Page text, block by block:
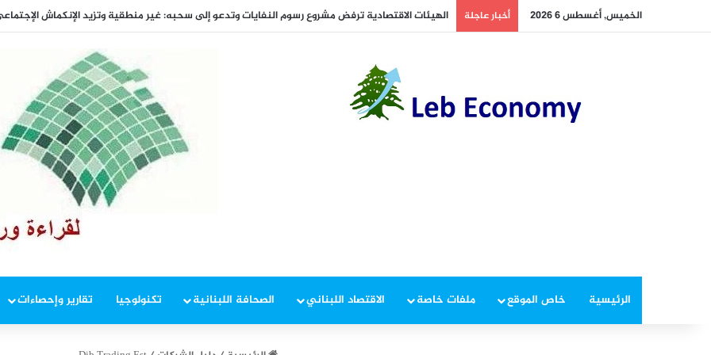
الخميس, أغسطس 6 2026 أخبار عاجلة
الرئيسية خاص الموقع ملفات خاصة الاقتصاد اللبناني الصحافة اللبنانية تكنولوجيا تقارير وإحصاءات